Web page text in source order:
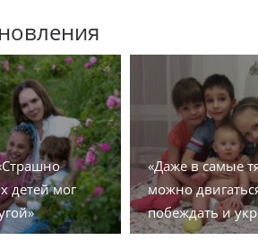
детей мог
«Даже в самые
можно
побеждать и